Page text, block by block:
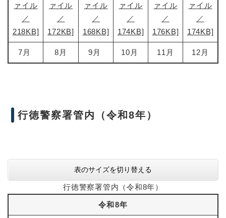
ァイル
／
218KB]
ァイル
／
172KB]
ァイル
／
168KB]
ァイル
／
174KB]
ァイル
／
176KB]
ァイル
／
174KB]
7月 8月 9月 10月 11月 12月
行徳警察署管内（令和8年）
表のサイズを切り替える
行徳警察署管内（令和8年）
令和8年